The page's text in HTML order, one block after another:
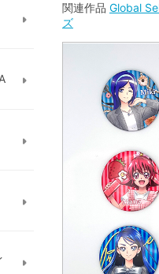
関連作品 Global
ズ